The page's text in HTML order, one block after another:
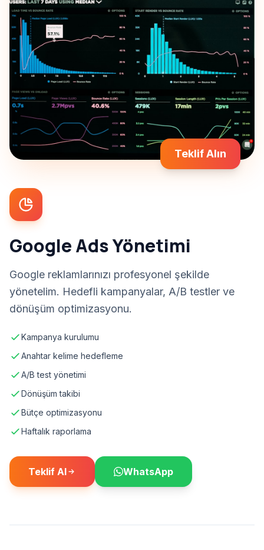
Teklif Alın
Google Ads Yönetimi
Google reklamlarınızı profesyonel şekilde
yönetelim. Hedefli kampanyalar, A/B testler ve
dönüşüm optimizasyonu.
Kampanya kurulumu
Anahtar kelime hedefleme
A/B test yönetimi
Dönüşüm takibi
Bütçe optimizasyonu
Haftalık raporlama
Teklif Al WhatsApp